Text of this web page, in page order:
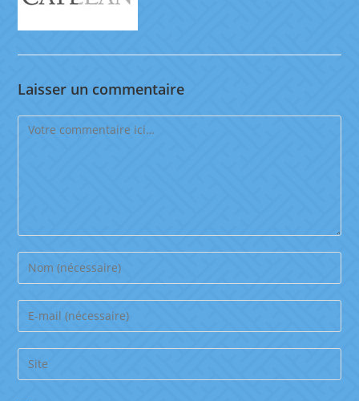
Laisser un commentaire